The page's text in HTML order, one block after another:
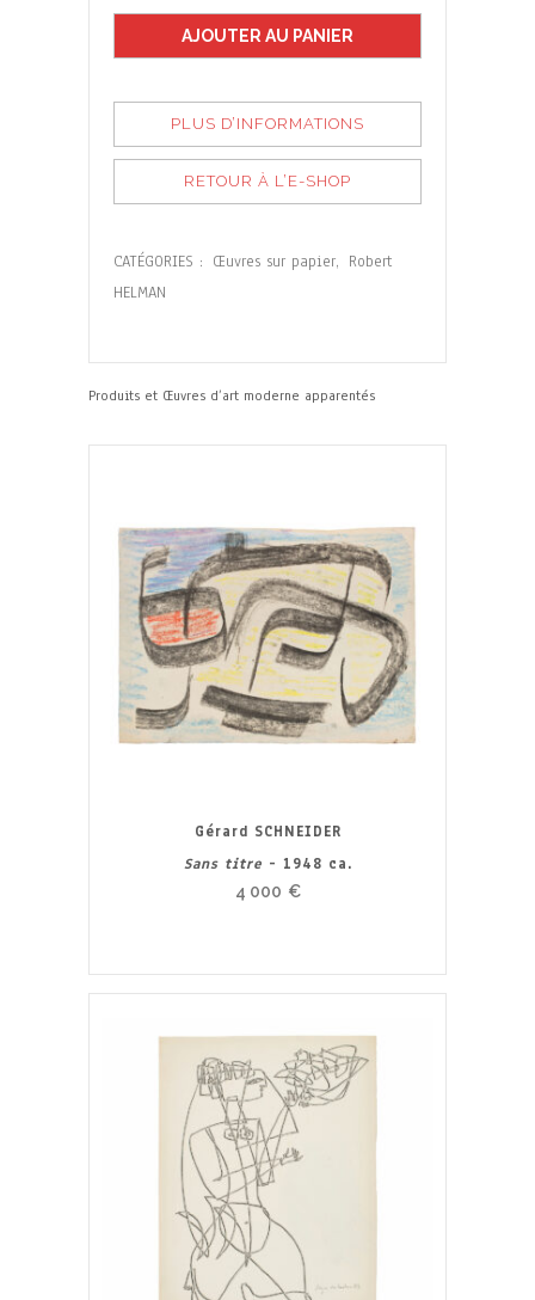
AJOUTER AU PANIER
PLUS D’INFORMATIONS
RETOUR À L’E-SHOP
CATÉGORIES : Œuvres sur papier, Robert
HELMAN
Produits et Œuvres d’art moderne apparentés
Gérard SCHNEIDER
Sans titre - 1948 ca.
4 000 €